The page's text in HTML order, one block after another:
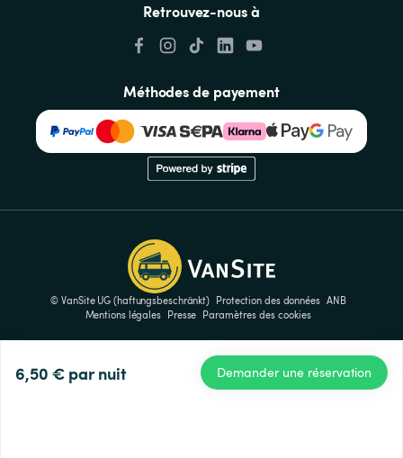
6,50 € par nuit Demander une réservation
Retrouvez-nous à
Méthodes de payement
© VanSite UG (haftungsbeschränkt) Protection des données ANB
Mentions légales
Presse Paramètres des cookies